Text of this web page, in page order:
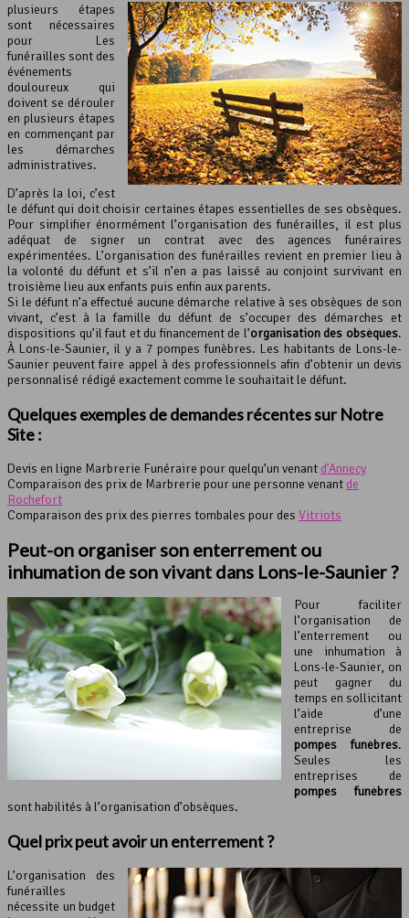
plusieurs étapes
sont nécessaires
pour Les
funérailles sont des
événements
douloureux qui
doivent se dérouler
en plusieurs étapes
en commençant par
les démarches
administratives.
D’après la loi, c’est
le défunt qui doit choisir certaines étapes essentielles de ses obsèques.
Pour simplifier énormément l’organisation des funérailles, il est plus
adéquat de signer un contrat avec des agences funéraires
expérimentées. L’organisation des funérailles revient en premier lieu à
la volonté du défunt et s’il n’en a pas laissé au conjoint survivant en
troisième lieu aux enfants puis enfin aux parents.
Si le défunt n’a effectué aucune démarche relative à ses obsèques de son
vivant, c’est à la famille du défunt de s’occuper des démarches et
dispositions qu’il faut et du financement de l’organisation des obsèques.
À Lons-le-Saunier, il y a 7 pompes funèbres. Les habitants de Lons-le-
Saunier peuvent faire appel à des professionnels afin d’obtenir un devis
personnalisé rédigé exactement comme le souhaitait le défunt.
Quelques exemples de demandes récentes sur Notre
Site :
Devis en ligne Marbrerie Funéraire pour quelqu’un venant d’Annecy
Comparaison des prix de Marbrerie pour une personne venant de
Rochefort
Comparaison des prix des pierres tombales pour des Vitriots
Peut-on organiser son enterrement ou
inhumation de son vivant dans Lons-le-Saunier ?
Pour faciliter
l’organisation de
l’enterrement ou
une inhumation à
Lons-le-Saunier, on
peut gagner du
temps en sollicitant
l’aide d’une
entreprise de
pompes funèbres.
Seules les
entreprises de
pompes funèbres
sont habilités à l’organisation d’obsèques.
Quel prix peut avoir un enterrement ?
L’organisation des
funérailles
nécessite un budget